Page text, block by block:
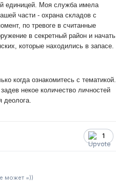
единицей. Моя служба имела
части - охрана складов с
по тревоге в считанные
в секретный район и начать
которые находились в запасе.
когда ознакомитесь с тематикой.
некое количество личностей
деолога.
1
может =))